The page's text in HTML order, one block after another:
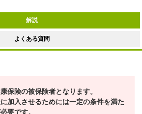
解説
よくある質問
保険の被保険者となります。
加入させるためには一定の条件を満た
要です。